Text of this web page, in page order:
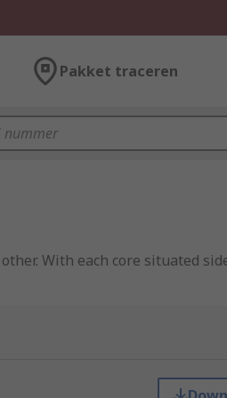
Pakket traceren
With each core situated